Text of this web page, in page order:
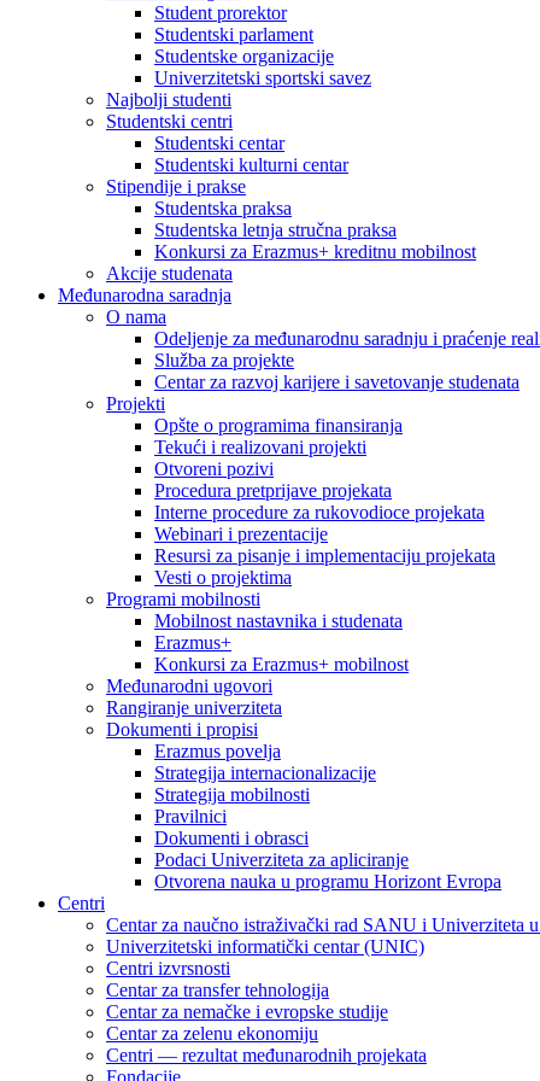
Student prorektor
Studentski parlament
Studentske organizacije
Univerzitetski sportski savez
Najbolji studenti
Studentski centri
Studentski centar
Studentski kulturni centar
Stipendije i prakse
Studentska praksa
Studentska letnja stručna praksa
Konkursi za Erazmus+ kreditnu mobilnost
Akcije studenata
Međunarodna saradnja
O nama
Odeljenje za međunarodnu saradnju i praćenje
Služba za projekte
Centar za razvoj karijere i savetovanje studenata
Projekti
Opšte o programima finansiranja
Tekući i realizovani projekti
Otvoreni pozivi
Procedura pretprijave projekata
Interne procedure za rukovodioce projekata
Webinari i prezentacije
Resursi za pisanje i implementaciju projekata
Vesti o projektima
Programi mobilnosti
Mobilnost nastavnika i studenata
Erazmus+
Konkursi za Erazmus+ mobilnost
Međunarodni ugovori
Rangiranje univerziteta
Dokumenti i propisi
Erazmus povelja
Strategija internacionalizacije
Strategija mobilnosti
Pravilnici
Dokumenti i obrasci
Podaci Univerziteta za apliciranje
Otvorena nauka u programu Horizont Evropa
Centri
Centar za naučno istraživački rad SANU i Univerziteta
Univerzitetski informatički centar (UNIC)
Centri izvrsnosti
Centar za transfer tehnologija
Centar za nemačke i evropske studije
Centar za zelenu ekonomiju
Centri — rezultat međunarodnih projekata
Fondacije